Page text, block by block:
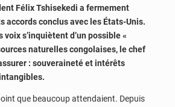
Félix Tshisekedi a fermement
accords conclus avec les États-Unis.
s’inquiètent d’un possible «
naturelles congolaises, le chef
: souveraineté et intérêts
que beaucoup attendaient. Depuis